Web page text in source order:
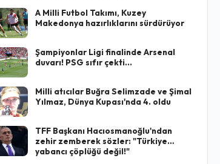
A Milli Futbol Takımı, Kuzey
Makedonya hazırlıklarını sürdürüyor
Şampiyonlar Ligi finalinde Arsenal
duvarı! PSG sıfır çekti...
Milli atıcılar Buğra Selimzade ve Şimal
Yılmaz, Dünya Kupası'nda 4. oldu
TFF Başkanı Hacıosmanoğlu'ndan
zehir zemberek sözler: "Türkiye
yabancı çöplüğü değil!"